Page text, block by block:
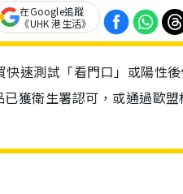
在Google追蹤
《UHK 港生活》
速測試「看門口」或陽性
獲衛生署認可，或通過歐盟